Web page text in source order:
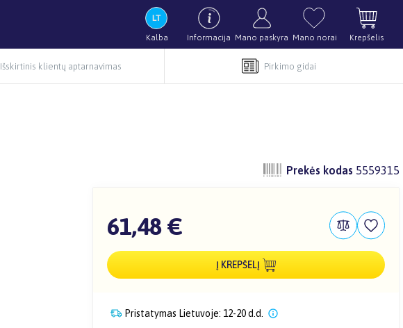
Kalba Informacija Mano paskyra Mano norai Krepšelis
Išskirtinis klientų aptarnavimas Pirkimo gidai
Prekės kodas 5559315
61,48 €
Į KREPŠELĮ
Pristatymas Lietuvoje: 12-20 d.d.